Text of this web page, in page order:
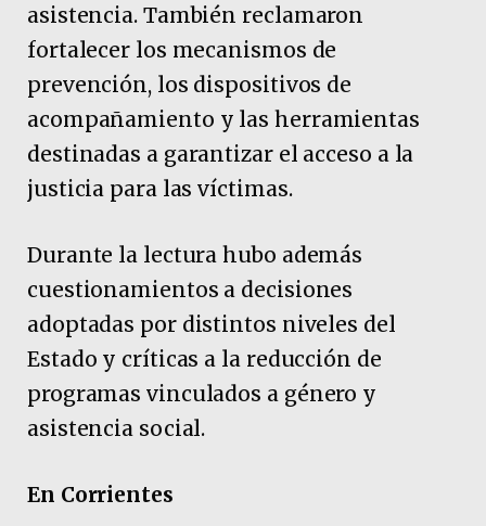
asistencia. También reclamaron
fortalecer los mecanismos de
prevención, los dispositivos de
acompañamiento y las herramientas
destinadas a garantizar el acceso a la
justicia para las víctimas.
Durante la lectura hubo además
cuestionamientos a decisiones
adoptadas por distintos niveles del
Estado y críticas a la reducción de
programas vinculados a género y
asistencia social.
En Corrientes